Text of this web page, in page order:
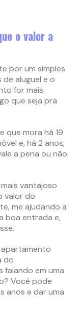
o valor a
por um simples
aluguel e o
for mais
que seja pra
que mora há 19
e, há 2 anos,
a pena ou não
vantajoso
valor do
me ajudando a
boa entrada e,
apartamento
do
falando em uma
Você pode
anos e dar uma